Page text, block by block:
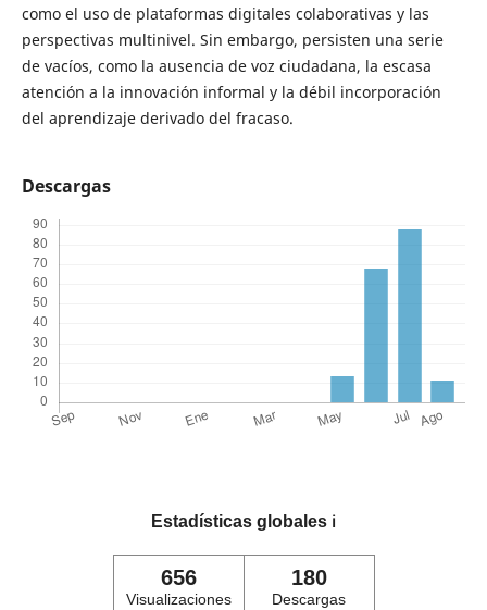
como el uso de plataformas digitales colaborativas y las
perspectivas multinivel. Sin embargo, persisten una serie
de vacíos, como la ausencia de voz ciudadana, la escasa
atención a la innovación informal y la débil incorporación
del aprendizaje derivado del fracaso.
Descargas
Estadísticas globales ℹ️
656
Visualizaciones
180
Descargas